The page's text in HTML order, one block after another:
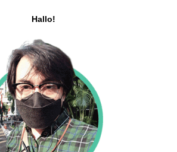
Hallo!